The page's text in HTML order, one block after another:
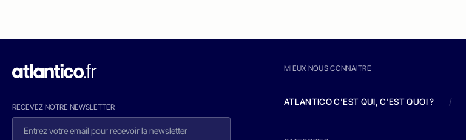
RECEVEZ NOTRE NEWSLETTER
MIEUX NOUS CONNAITRE
ATLANTICO C'EST QUI, C'EST QUOI ? /